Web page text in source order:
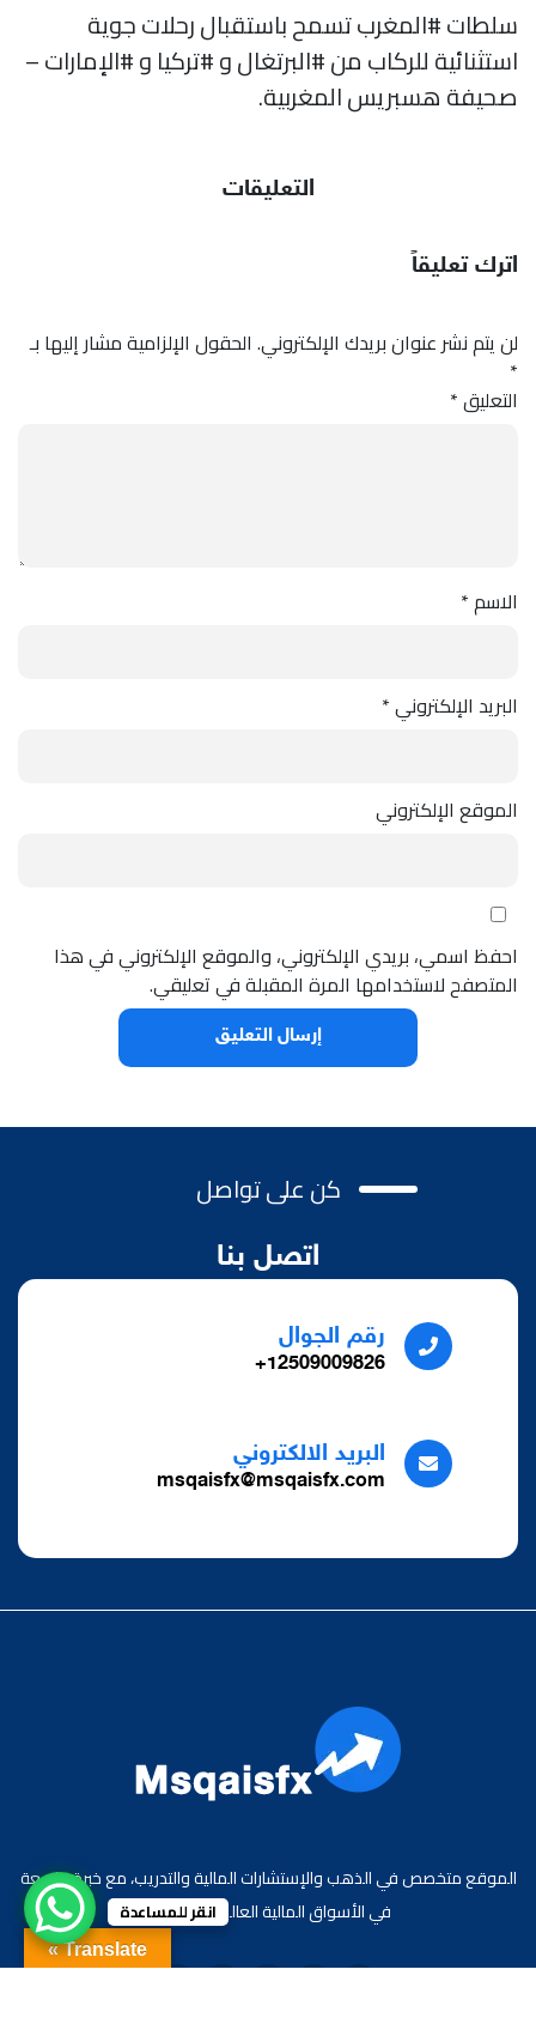
سلطات #المغرب تسمح باستقبال رحلات جوية
استثنائية للركاب من #البرتغال و #تركيا و #الإمارات –
صحيفة هسبريس المغربية.
التعليقات
اترك تعليقاً
لن يتم نشر عنوان بريدك الإلكتروني. الحقول الإلزامية مشار إليها بـ
*
التعليق*
الاسم*
البريد الإلكتروني*
الموقع الإلكتروني
احفظ اسمي، بريدي الإلكتروني، والموقع الإلكتروني في هذا
المتصفح لاستخدامها المرة المقبلة في تعليقي.
كن على تواصل
اتصل بنا
رقم الجوال
12509009826+
البريد الالكتروني
msqaisfx@msqaisfx.com
الموقع متخصص في الذهب والإستشارات المالية والتدريب، مع خبرة واسعة
في الأسواق المالية العالمية والعربية.
Translate »
انقر للمساعدة